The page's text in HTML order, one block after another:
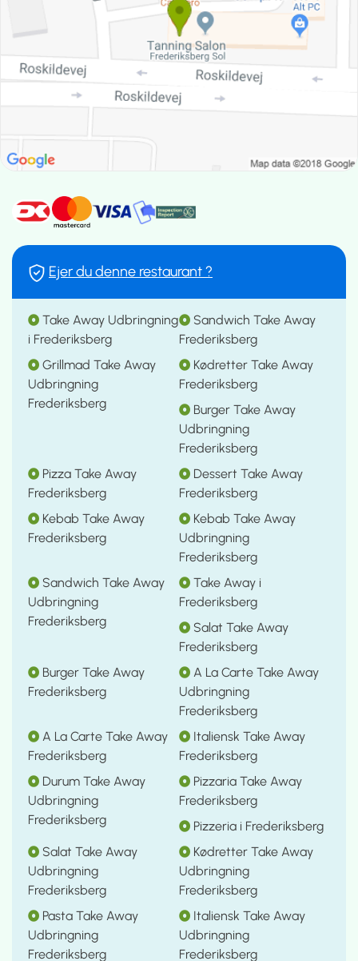
Ejer du denne restaurant ?
Take Away Udbringning
i Frederiksberg
Sandwich Take Away
Frederiksberg
Grillmad Take Away
Udbringning
Frederiksberg
Kødretter Take Away
Frederiksberg
Burger Take Away
Udbringning
Frederiksberg
Pizza Take Away
Frederiksberg
Dessert Take Away
Frederiksberg
Kebab Take Away
Frederiksberg
Kebab Take Away
Udbringning
Frederiksberg
Sandwich Take Away
Udbringning
Frederiksberg
Take Away i
Frederiksberg
Salat Take Away
Frederiksberg
Burger Take Away
Frederiksberg
A La Carte Take Away
Udbringning
Frederiksberg
A La Carte Take Away
Frederiksberg
Italiensk Take Away
Frederiksberg
Durum Take Away
Udbringning
Frederiksberg
Pizzaria Take Away
Frederiksberg
Pizzeria i Frederiksberg
Salat Take Away
Udbringning
Frederiksberg
Kødretter Take Away
Udbringning
Frederiksberg
Pasta Take Away
Udbringning
Frederiksberg
Italiensk Take Away
Udbringning
Frederiksberg